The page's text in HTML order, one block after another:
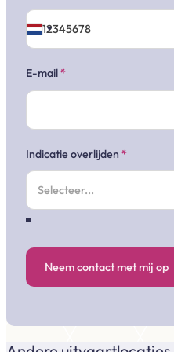
E-mail*
Indicatie overlijden *
Neem contact met mij op